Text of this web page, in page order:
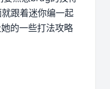
跟着迷你编一起
的一些打法攻略